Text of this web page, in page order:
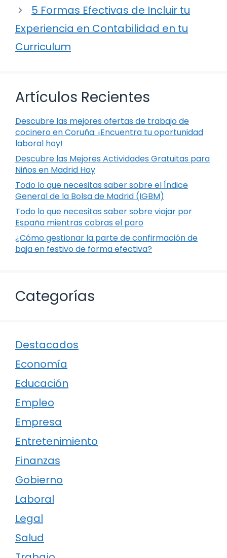
5 Formas Efectivas de Incluir tu
Experiencia en Contabilidad en tu
Curriculum
Artículos Recientes
Descubre las mejores ofertas de trabajo de
cocinero en Coruña: ¡Encuentra tu oportunidad
laboral hoy!
Descubre las Mejores Actividades Gratuitas para
Niños en Madrid Hoy
Todo lo que necesitas saber sobre el Índice
General de la Bolsa de Madrid (IGBM)
Todo lo que necesitas saber sobre viajar por
España mientras cobras el paro
¿Cómo gestionar la parte de confirmación de
baja en festivo de forma efectiva?
Categorías
Destacados
Economía
Educación
Empleo
Empresa
Entretenimiento
Finanzas
Gobierno
Laboral
Legal
Salud